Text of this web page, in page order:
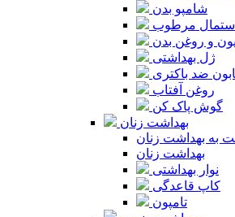
شامپو بدن
مرطوب
و روغن بدن
ژل بهداشتی
ضد باکتری
روغن آفتاب
گوش پاک کن
بهداشت زنان
به بهداشت زنان
بهداشت زنان
نوار بهداشتی
کاپ قاعدگی
تامپون